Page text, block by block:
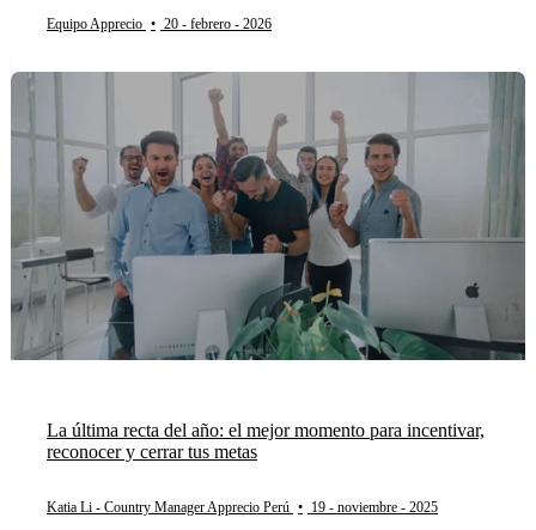
Equipo Apprecio • 20 - febrero - 2026
La última recta del año: el mejor momento para incentivar,
reconocer y cerrar tus metas
Katia Li - Country Manager Apprecio Perú • 19 - noviembre - 2025